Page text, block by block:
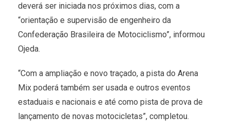
deverá ser iniciada nos próximos dias, com a
“orientação e supervisão de engenheiro da
Confederação Brasileira de Motociclismo”, informou
Ojeda.
“Com a ampliação e novo traçado, a pista do Arena
Mix poderá também ser usada e outros eventos
estaduais e nacionais e até como pista de prova de
lançamento de novas motocicletas”, completou.